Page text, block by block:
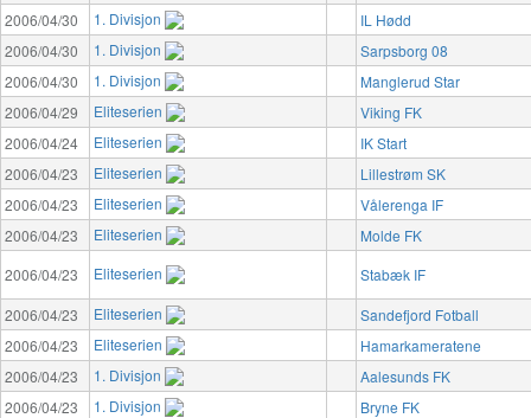
2006/04/30
1. Divisjon
IL Hødd
2006/04/30
1. Divisjon
Sarpsborg 08
2006/04/30
1. Divisjon
Manglerud Star
2006/04/29
Eliteserien
Viking FK
2006/04/24
Eliteserien
IK Start
2006/04/23
Eliteserien
Lillestrøm SK
2006/04/23
Eliteserien
Vålerenga IF
2006/04/23
Eliteserien
Molde FK
2006/04/23
Eliteserien
Stabæk IF
2006/04/23
Eliteserien
Sandefjord Fotball
2006/04/23
Eliteserien
Hamarkameratene
2006/04/23
1. Divisjon
Aalesunds FK
2006/04/23
1. Divisjon
Bryne FK